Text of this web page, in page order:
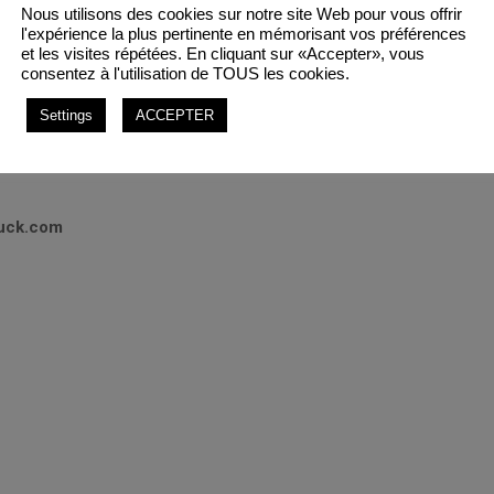
et de pouvoir vous conseiller sur ces nouveaux produits.
à l’ensemble de vos besoins: clipsage , serrage, maintien etc.
de produit. Les fabricants sont en attente de la réponse des
Nous utilisons des cookies sur notre site Web pour vous offrir
l'expérience la plus pertinente en mémorisant vos préférences
et les visites répétées. En cliquant sur «Accepter», vous
consentez à l'utilisation de TOUS les cookies.
Settings ACCEPTER